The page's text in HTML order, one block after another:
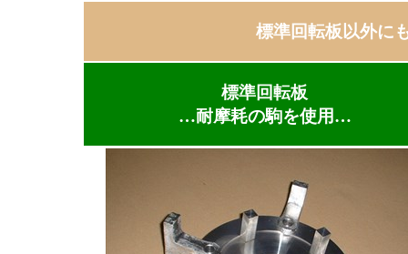
標準回転板以外に
標準回転板
…耐摩耗の駒を使用…